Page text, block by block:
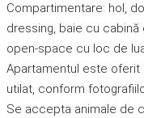
Compartimentare: hol,
dressing, baie cu cabină
open-space cu loc de
Apartamentul este
utilat, conform
Se accepta animale de